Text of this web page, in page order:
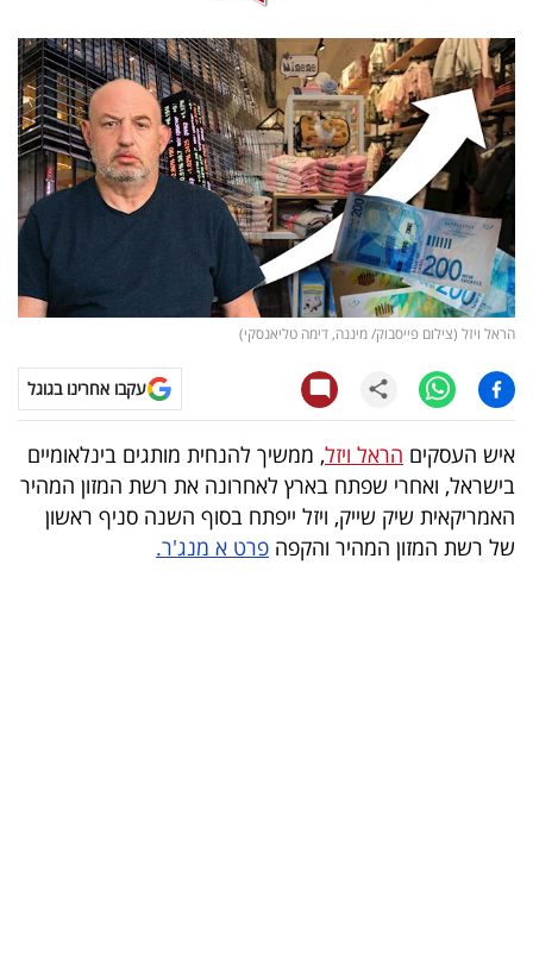
מדדים
ומחקרים
דעות
רכילות
עסקית
קריפטו
ויראלי
טלוויזיה
עסקי
ספורט
קריירה
הראל ויזל (צילום פייסבוק/ מיננה, דימה טליאנסקי)
עקבו אחרינו בגוגל
איש העסקים הראל ויזל, ממשיך להנחית מותגים בינלאומיים
בישראל, ואחרי שפתח בארץ לאחרונה את רשת המזון המהיר
האמריקאית שיק שייק, ויזל ייפתח בסוף השנה סניף ראשון
של רשת המזון המהיר והקפה פרט א מנג'ר.